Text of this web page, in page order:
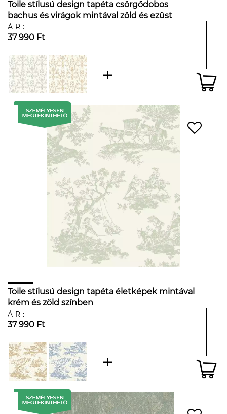
Toile stílusú design tapéta csörgődobos
bachus és virágok mintával zöld és ezüst
színben
ÁR:
37 990 Ft
Toile stílusú design tapéta életképek mintával
krém és zöld színben
ÁR:
37 990 Ft